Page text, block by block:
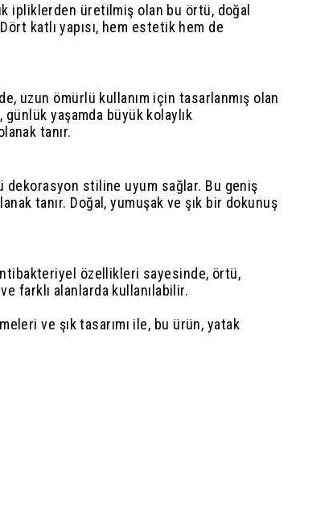
ipliklerden üretilmiş olan bu örtü, doğal
katlı yapısı, hem estetik hem de
uzun ömürlü kullanım için tasarlanmış olan
günlük yaşamda büyük kolaylık
tanır.
stiline uyum sağlar. Bu geniş
tanır. Doğal, yumuşak ve şık bir dokunuş
özellikleri sayesinde, örtü,
farklı alanlarda kullanılabilir.
ve şık tasarımı ile, bu ürün, yatak